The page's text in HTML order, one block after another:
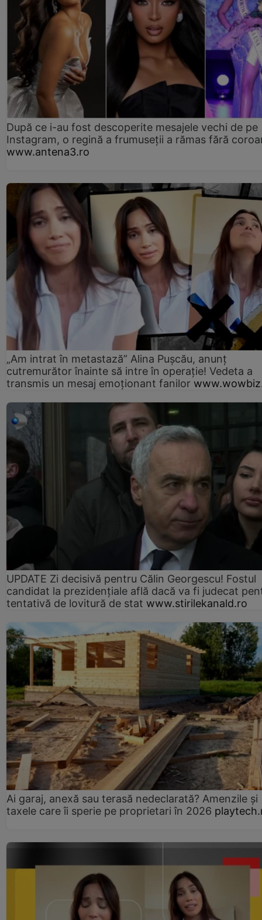
După ce i-au fost descoperite mesajele vechi de pe
Instagram, o regină a frumuseții a rămas fără
www.antena3.ro
„Am intrat în metastază” Alina Pușcău, anunț
cutremurător înainte să intre în operație! Vedeta a
transmis un mesaj emoționant fanilor
UPDATE Zi decisivă pentru Călin Georgescu! Fostul
candidat la prezidențiale află dacă va fi judecat
tentativă de lovitură de stat www.stirilekanald.ro
Ai garaj, anexă sau terasă nedeclarată? Amenzile și
taxele care îi sperie pe proprietari în 2026